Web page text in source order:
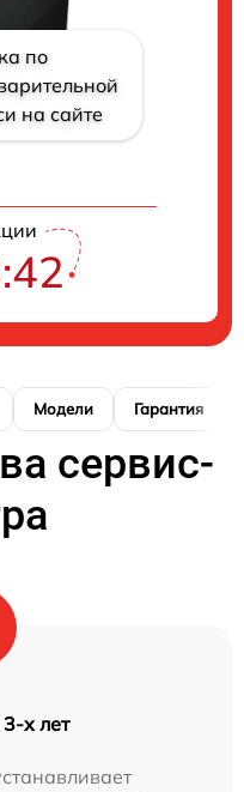
по
на сайте
Модели Гарантия
сервис-
х лет